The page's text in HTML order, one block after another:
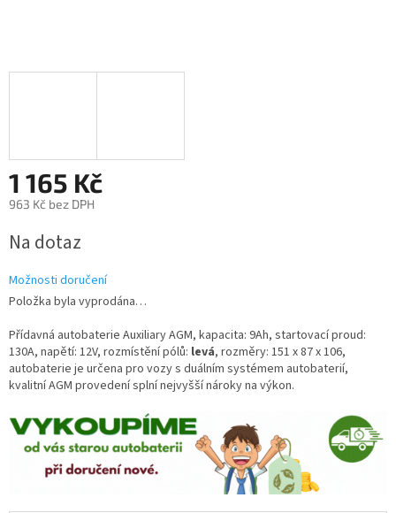
1 165 Kč
963 Kč bez DPH
cena:
Na dotaz
Možnosti doručení
Položka byla vyprodána…
Přídavná autobaterie Auxiliary AGM, kapacita: 9Ah, startovací proud:
130A, napětí: 12V, rozmístění pólů: levá, rozměry: 151 x 87 x 106,
autobaterie je určena pro vozy s duálním systémem autobaterií,
kvalitní AGM provedení splní nejvyšší nároky na výkon.